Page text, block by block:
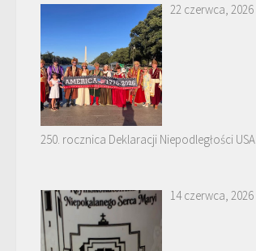
22 czerwca, 2026
250. rocznica Deklaracji Niepodległości USA
14 czerwca, 2026